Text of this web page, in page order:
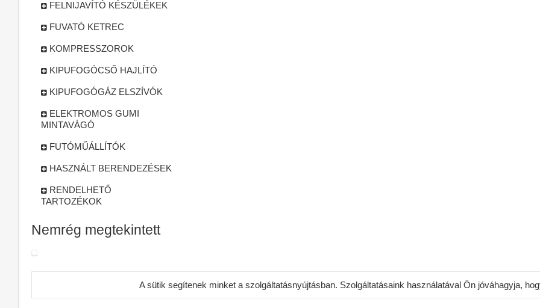
FELNIJAVÍTÓ KÉSZÜLÉKEK
FUVATÓ KETREC
KOMPRESSZOROK
KIPUFOGÓCSŐ HAJLÍTÓ
KIPUFOGÓGÁZ ELSZÍVÓK
ELEKTROMOS GUMI
MINTAVÁGÓ
FUTÓMŰÁLLÍTÓK
HASZNÁLT BERENDEZÉSEK
RENDELHETŐ
TARTOZÉKOK
Nemrég megtekintett
A sütik segítenek minket a szolgáltatásnyújtásban. Szolgáltatásaink használatával Ön jóváhagyja,